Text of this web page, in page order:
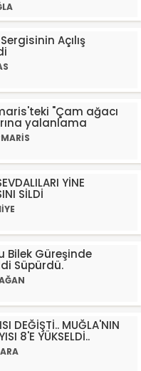
Açılış
"Çam ağacı
yalanlama
YİNE
SİLDİ
Bilek Güreşinde
Süpürdü.
DEĞİŞTİ.. MUĞLA'NIN
8'E YÜKSELDİ..